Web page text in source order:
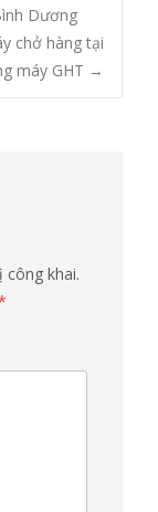
Dương
chở hàng tại
máy GHT →
công khai.